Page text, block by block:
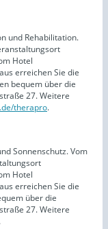
und Rehabilitation.
Hotel
erreichen Sie die
bequem über die
27. Weitere
therapro.
Sonnenschutz. Vom
Hotel
erreichen Sie die
über die
27. Weitere